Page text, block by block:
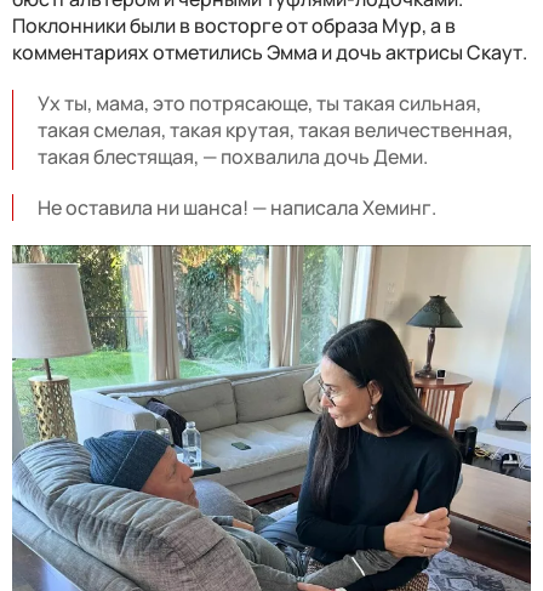
Поклонники были в восторге от образа Мур, а в
комментариях отметились Эмма и дочь актрисы Скаут.
Ух ты, мама, это потрясающе, ты такая сильная,
такая смелая, такая крутая, такая величественная,
такая блестящая, — похвалила дочь Деми.
Не оставила ни шанса! — написала Хеминг.